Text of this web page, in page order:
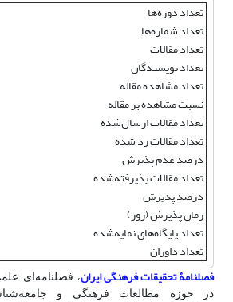
تعداد دوره‌ها
تعداد شماره‌ها
تعداد مقالات
تعداد نویسندگان
تعداد مشاهده مقاله
نسبت مشاهده بر مقاله
تعداد مقالات ارسال‌شده
تعداد مقالات رد شده
درصد عدم پذیرش
تعداد مقالات پذیرفته‌شده
درصد پذیرش
زمان پذیرش (روز)
تعداد پایگاه‌های نمایه‌شده
تعداد داوران
فصلنامۀ تحقیقات فرهنگی ایران، فصلنامه‌ای
در حوزه مطالعات فرهنگی و